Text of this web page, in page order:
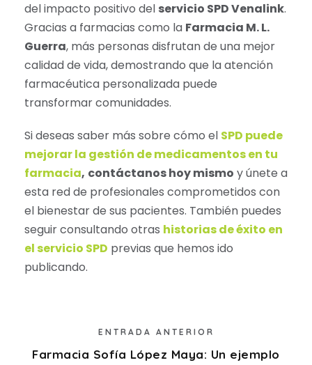
del impacto positivo del servicio SPD Venalink.
Gracias a farmacias como la Farmacia M. L.
Guerra, más personas disfrutan de una mejor
calidad de vida, demostrando que la atención
farmacéutica personalizada puede
transformar comunidades.
Si deseas saber más sobre cómo el SPD puede
mejorar la gestión de medicamentos en tu
farmacia, contáctanos hoy mismo y únete a
esta red de profesionales comprometidos con
el bienestar de sus pacientes. También puedes
seguir consultando otras historias de éxito en
el servicio SPD previas que hemos ido
publicando.
ENTRADA ANTERIOR
Farmacia Sofía López Maya: Un ejemplo